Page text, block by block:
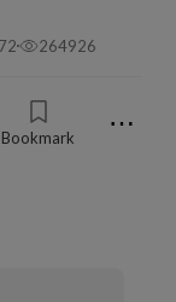
264926
Bookmark ⋯